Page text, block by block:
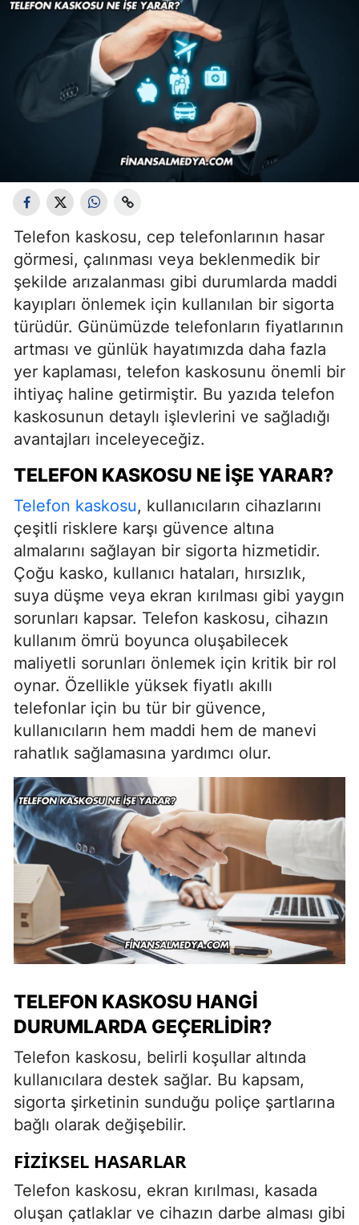
Telefon kaskosu, cep telefonlarının hasar
görmesi, çalınması veya beklenmedik bir
şekilde arızalanması gibi durumlarda maddi
kayıpları önlemek için kullanılan bir sigorta
türüdür. Günümüzde telefonların fiyatlarının
artması ve günlük hayatımızda daha fazla
yer kaplaması, telefon kaskosunu önemli bir
ihtiyaç haline getirmiştir. Bu yazıda telefon
kaskosunun detaylı işlevlerini ve sağladığı
avantajları inceleyeceğiz.
TELEFON KASKOSU NE İŞE YARAR?
Telefon kaskosu, kullanıcıların cihazlarını
çeşitli risklere karşı güvence altına
almalarını sağlayan bir sigorta hizmetidir.
Çoğu kasko, kullanıcı hataları, hırsızlık,
suya düşme veya ekran kırılması gibi yaygın
sorunları kapsar. Telefon kaskosu, cihazın
kullanım ömrü boyunca oluşabilecek
maliyetli sorunları önlemek için kritik bir rol
oynar. Özellikle yüksek fiyatlı akıllı
telefonlar için bu tür bir güvence,
kullanıcıların hem maddi hem de manevi
rahatlık sağlamasına yardımcı olur.
TELEFON KASKOSU HANGI
DURUMLARDA GEÇERLIDIR?
Telefon kaskosu, belirli koşullar altında
kullanıcılara destek sağlar. Bu kapsam,
sigorta şirketinin sunduğu poliçe şartlarına
bağlı olarak değişebilir.
FIZIKSEL HASARLAR
Telefon kaskosu, ekran kırılması, kasada
oluşan çatlaklar ve cihazın darbe alması gibi